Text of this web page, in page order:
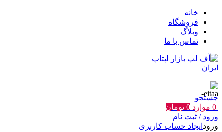
خانه
فروشگاه
وبلاگ
تماس با ما
جستجو
0 موارد 0 تومان
ورود / ثبت نام
ورود ایجاد حساب کاربری